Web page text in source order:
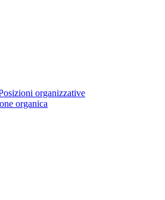
organizzative
organica